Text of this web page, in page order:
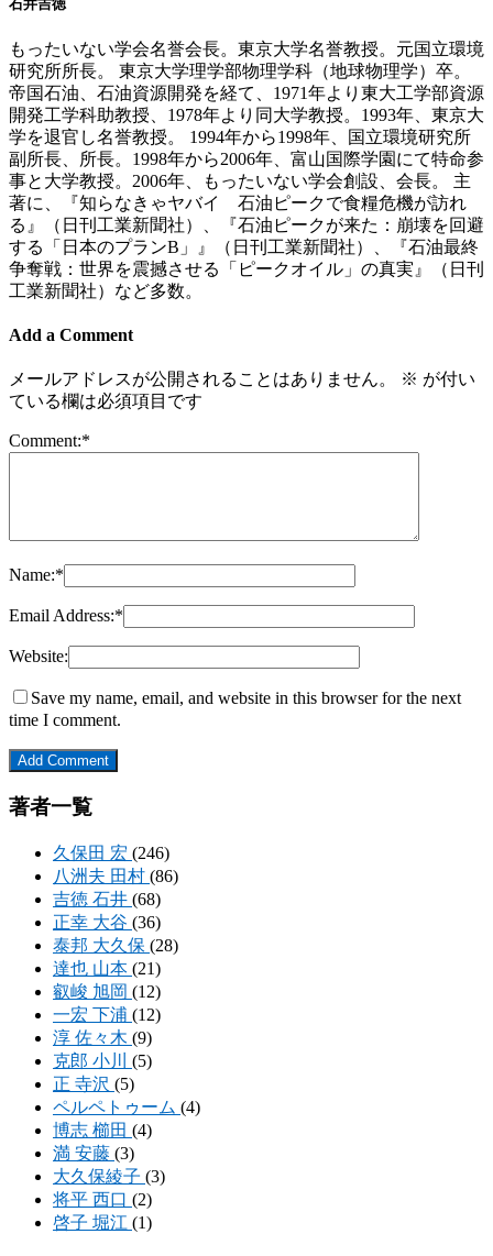
石井吉徳
もったいない学会名誉会長。東京大学名誉教授。元国立環境
研究所所長。 東京大学理学部物理学科（地球物理学）卒。
帝国石油、石油資源開発を経て、1971年より東大工学部資源
開発工学科助教授、1978年より同大学教授。1993年、東京大
学を退官し名誉教授。 1994年から1998年、国立環境研究所
副所長、所長。1998年から2006年、富山国際学園にて特命参
事と大学教授。2006年、もったいない学会創設、会長。 主
著に、『知らなきゃヤバイ 石油ピークで食糧危機が訪れ
る』（日刊工業新聞社）、『石油ピークが来た：崩壊を回避
する「日本のプランB」』（日刊工業新聞社）、『石油最終
争奪戦：世界を震撼させる「ピークオイル」の真実』（日刊
工業新聞社）など多数。
Add a Comment
メールアドレスが公開されることはありません。 ※ が付い
ている欄は必須項目です
Comment:*
Name:*
Email Address:*
Website:
Save my name, email, and website in this browser for the next
time I comment.
著者一覧
久保田 宏 (246)
八洲夫 田村 (86)
吉徳 石井 (68)
正幸 大谷 (36)
泰邦 大久保 (28)
達也 山本 (21)
叡峻 旭岡 (12)
一宏 下浦 (12)
淳 佐々木 (9)
克郎 小川 (5)
正 寺沢 (5)
ペルペトゥーム (4)
博志 櫛田 (4)
満 安藤 (3)
大久保綾子 (3)
将平 西口 (2)
啓子 堀江 (1)